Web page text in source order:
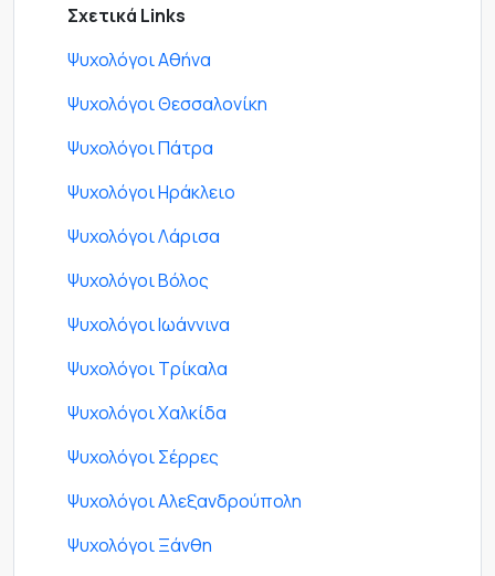
Σχετικά Links
Ψυχολόγοι Αθήνα
Ψυχολόγοι Θεσσαλονίκη
Ψυχολόγοι Πάτρα
Ψυχολόγοι Ηράκλειο
Ψυχολόγοι Λάρισα
Ψυχολόγοι Βόλος
Ψυχολόγοι Ιωάννινα
Ψυχολόγοι Τρίκαλα
Ψυχολόγοι Χαλκίδα
Ψυχολόγοι Σέρρες
Ψυχολόγοι Αλεξανδρούπολη
Ψυχολόγοι Ξάνθη